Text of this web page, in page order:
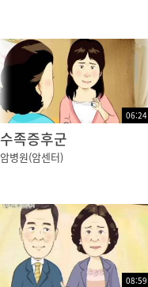
06:24
수족증후군
암병원(암센터)
08:59